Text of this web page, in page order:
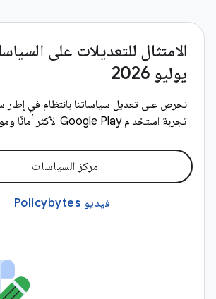
الامتثال للتعديلات على
يوليو 2026
نحرص على تعديل سياساتنا بانتظام في إطار
تجربة استخدام Google Play الأكثر أمانًا وموثوقية.
مركز السياسات
فيديو Policybytes